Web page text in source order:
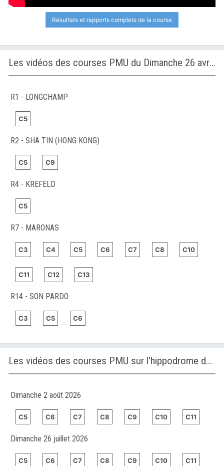
Résultats et rapports complets de la course
Les vidéos des courses PMU du Dimanche 26 avril 2026
R1 - LONGCHAMP
C5
R2 - SHA TIN (HONG KONG)
C5 C9
R4 - KREFELD
C5
R7 - MARONAS
C3 C4 C5 C6 C7 C8 C10
C11 C12 C13
R14 - SON PARDO
C3 C5 C6
Les vidéos des courses PMU sur l'hippodrome de MARONAS
Dimanche 2 août 2026
C5 C6 C7 C8 C9 C10 C11
Dimanche 26 juillet 2026
C5 C6 C7 C8 C9 C10 C11